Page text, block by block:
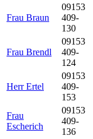
Frau Braun
09153
409-
130
Frau Brendl
09153
409-
124
Herr Ertel
09153
409-
153
Frau
Escherich
09153
409-
136